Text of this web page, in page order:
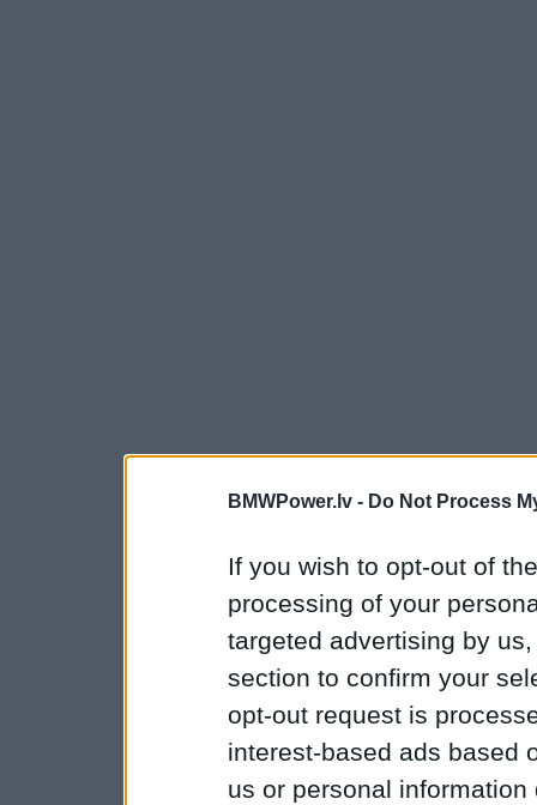
BMWPower.lv - Do Not Process
If you wish to opt-out of
processing of your
targeted advertising by
section to confirm your
opt-out request is
interest-based ads based
us or personal